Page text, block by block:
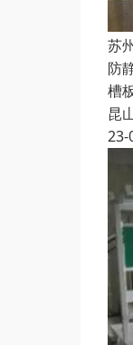
苏
防
槽
昆
23-